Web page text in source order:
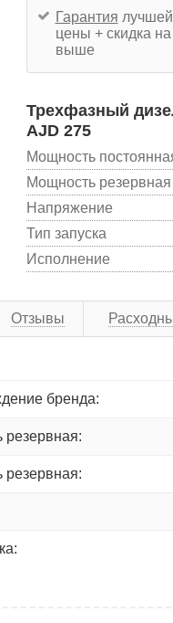
Гарантия лучшей
цены + скидка
выше
Трехфазный
AJD 275
Мощность
Мощность резервная
Напряжение
Тип запуска
Исполнение
Отзывы
бренда:
резервная:
резервная: